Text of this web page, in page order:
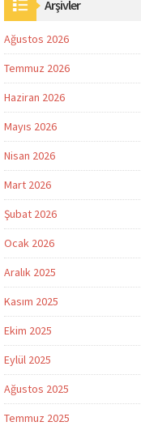
Arşivler
Ağustos 2026
Temmuz 2026
Haziran 2026
Mayıs 2026
Nisan 2026
Mart 2026
Şubat 2026
Ocak 2026
Aralık 2025
Kasım 2025
Ekim 2025
Eylül 2025
Ağustos 2025
Temmuz 2025